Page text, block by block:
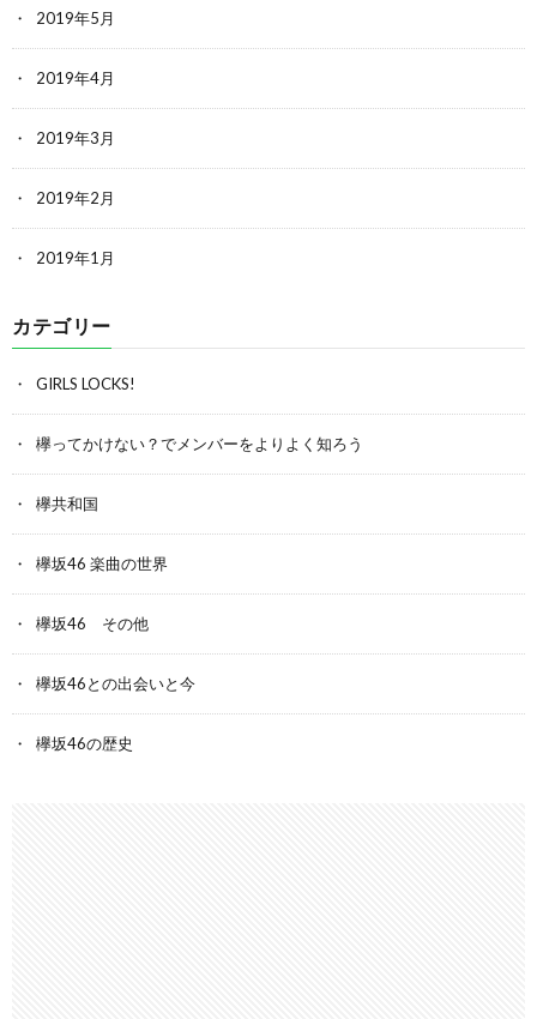
2019年5月
2019年4月
2019年3月
2019年2月
2019年1月
カテゴリー
GIRLS LOCKS!
欅ってかけない？でメンバーをよりよく知ろう
欅共和国
欅坂46 楽曲の世界
欅坂46 その他
欅坂46との出会いと今
欅坂46の歴史